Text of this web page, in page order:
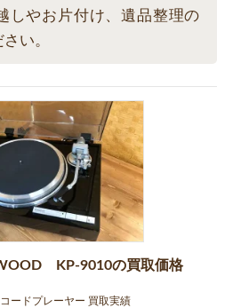
しやお片付け、遺品整理の
い。
KP-9010の買取価格
コードプレーヤー 買取実績